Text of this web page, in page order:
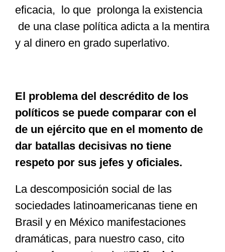
eficacia, lo que prolonga la existencia
de una clase política adicta a la mentira
y al dinero en grado superlativo.
El problema del descrédito de los
políticos se puede comparar con el
de un ejército que en el momento de
dar batallas decisivas no tiene
respeto por sus jefes y oficiales.
La descomposición social de las
sociedades latinoamericanas tiene en
Brasil y en México manifestaciones
dramáticas, para nuestro caso, cito